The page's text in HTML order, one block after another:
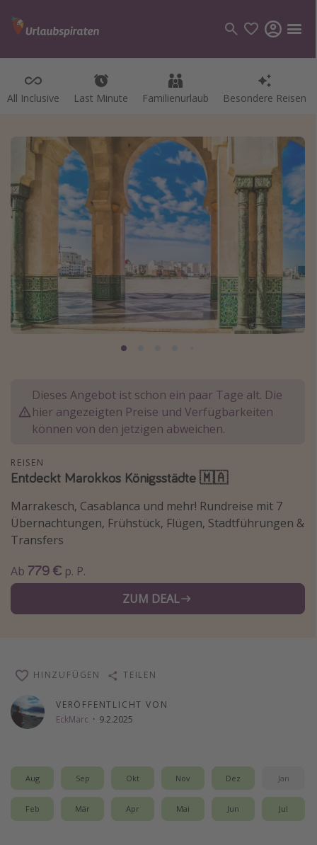
All Inclusive Last Minute Familienurlaub Besondere Reisen
Kategorien
Hotel
Pauschalreisen
Kreuzfahrten
Alle Reiseziele
Bodensee Urlaub
Gozo Urlaub
Normandie Urlaub
Kefalonia Urlaub
Krabi Urlaub
Sri Lanka Rundreise
Reisethemen
Alle Reisethemen
Wellnessurlaub
Disneyland Paris
Singlereisen
Strandurlaub
Gruppenreisen
Hotels in Amsterdam
Hotels am Achensee
Dieses Angebot ist schon ein paar Tage alt. Die
hier angezeigten Preise und Verfügbarkeiten
können von den jetzigen abweichen.
REISEN
Entdeckt Marokkos Königsstädte 🇲🇦
Marrakesch, Casablanca und mehr! Rundreise mit 7
Übernachtungen, Frühstück, Flügen, Stadtführungen &
Transfers
Ab 779 € p. P.
ZUM DEAL
VERÖFFENTLICHT VON
EckMarc · 9.2.2025
HINZUFÜGEN TEILEN
Aug Sep Okt Nov Dez Jan
Feb Mär Apr Mai Jun Jul